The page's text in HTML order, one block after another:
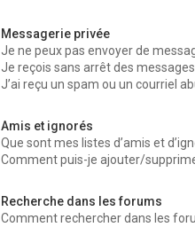
Messagerie privée
Je ne peux pas envoyer de
Je reçois sans arrêt des
J’ai reçu un spam ou un courriel
Amis et ignorés
Que sont mes listes d’amis et
Comment puis-je ajouter/
Recherche dans les forums
Comment rechercher dans les